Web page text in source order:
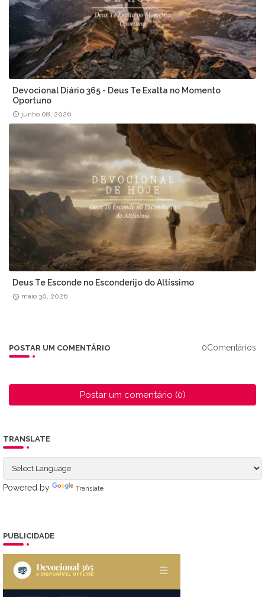
Devocional Diário 365 - Deus Te Exalta no Momento
Oportuno
junho 08, 2026
Deus Te Esconde no Esconderijo do Altíssimo
maio 30, 2026
POSTAR UM COMENTÁRIO 0Comentários
Postar um comentário (0)
TRANSLATE
Powered by Translate
PUBLICIDADE